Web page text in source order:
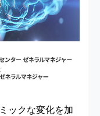
ックな変化を加